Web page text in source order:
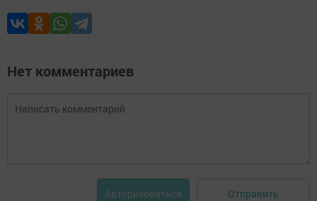
Нет комментариев
Авторизоваться Отправить